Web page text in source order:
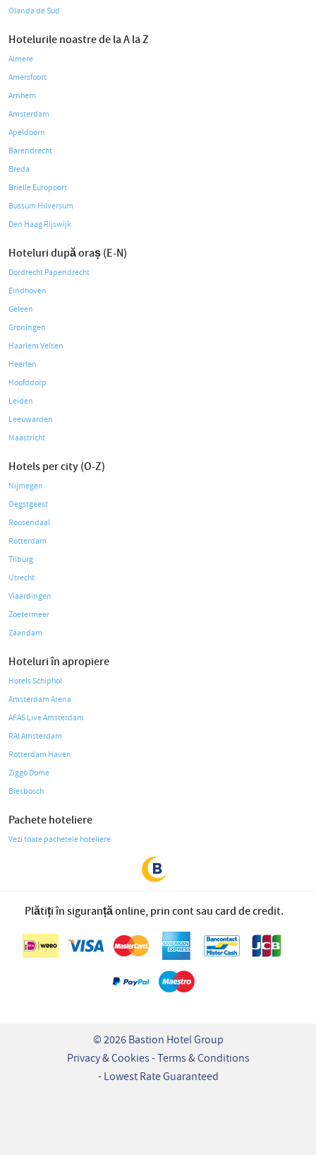
Olanda de Sud
Hotelurile noastre de la A la Z
Almere
Amersfoort
Arnhem
Amsterdam
Apeldoorn
Barendrecht
Breda
Brielle Europoort
Bussum Hilversum
Den Haag Rijswijk
Hoteluri după oraș (E-N)
Dordrecht Papendrecht
Eindhoven
Geleen
Groningen
Haarlem Velsen
Heerlen
Hoofddorp
Leiden
Leeuwarden
Maastricht
Hotels per city (O-Z)
Nijmegen
Oegstgeest
Roosendaal
Rotterdam
Tilburg
Utrecht
Vlaardingen
Zoetermeer
Zaandam
Hoteluri în apropiere
Hotels Schiphol
Amsterdam Arena
AFAS Live Amsterdam
RAI Amsterdam
Rotterdam Haven
Ziggo Dome
Biesbosch
Pachete hoteliere
Vezi toate pachetele hoteliere
Plătiți în siguranță online, prin cont sau card de credit.
© 2026 Bastion Hotel Group
Privacy & Cookies Terms & Conditions
Lowest Rate Guaranteed